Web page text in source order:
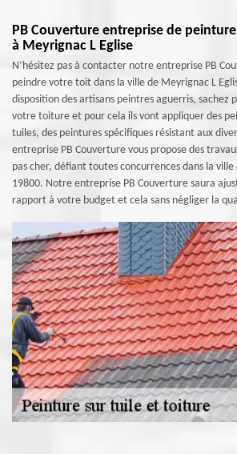
PB Couverture entreprise de
à Meyrignac L Eglise
N’hésitez pas à contacter notre entreprise PB
peindre votre toit dans la ville de Meyrignac L
disposition des artisans peintres aguerris,
votre toiture et pour cela ils vont appliquer des
tuiles, des peintures spécifiques résistant aux
entreprise PB Couverture vous propose des
pas cher, défiant toutes concurrences dans la ville
19800. Notre entreprise PB Couverture saura
rapport à votre budget et cela sans négliger la